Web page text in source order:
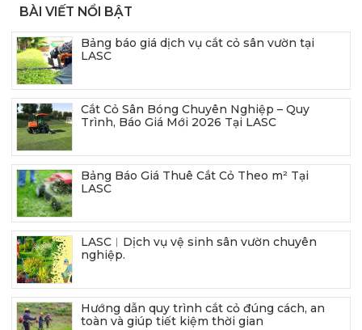
BÀI VIẾT NỔI BẬT
Bảng báo giá dịch vụ cắt cỏ sân vườn tại
LASC
Cắt Cỏ Sân Bóng Chuyên Nghiệp – Quy
Trình, Báo Giá Mới 2026 Tại LASC
Bảng Báo Giá Thuê Cắt Cỏ Theo m² Tại
LASC
LASC︱Dịch vụ vệ sinh sân vườn chuyên
nghiệp.
Hướng dẫn quy trình cắt cỏ đúng cách, an
toàn và giúp tiết kiệm thời gian